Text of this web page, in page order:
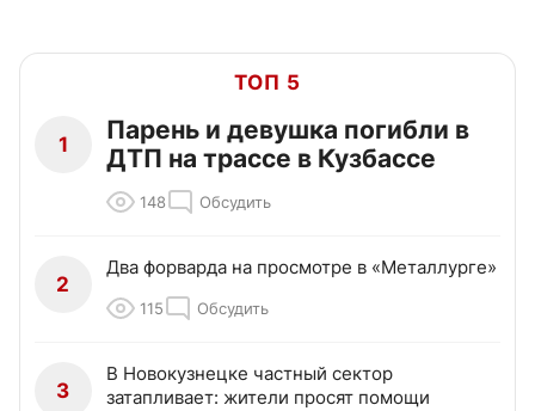
ТОП 5
1
Парень и девушка погибли в
ДТП на трассе в Кузбассе
148 Обсудить
2
Два форварда на просмотре в «Металлурге»
115 Обсудить
3
В Новокузнецке частный сектор
затапливает: жители просят помощи